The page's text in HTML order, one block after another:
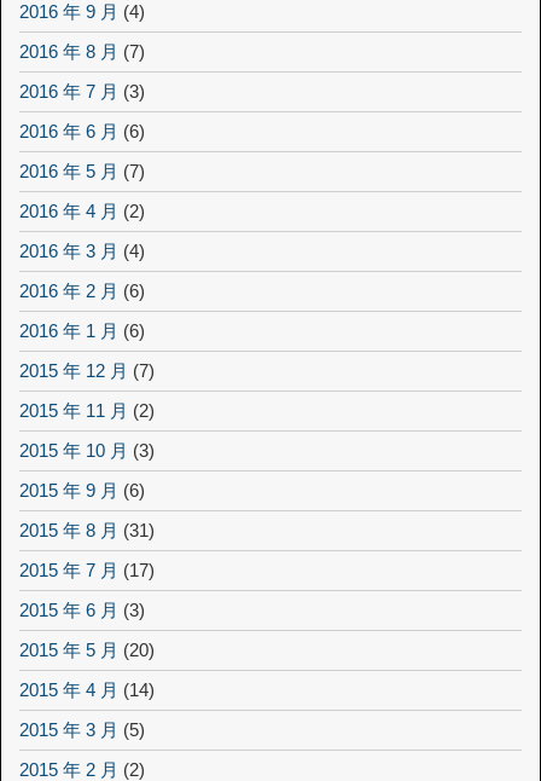
2016 年 9 月 (4)
2016 年 8 月 (7)
2016 年 7 月 (3)
2016 年 6 月 (6)
2016 年 5 月 (7)
2016 年 4 月 (2)
2016 年 3 月 (4)
2016 年 2 月 (6)
2016 年 1 月 (6)
2015 年 12 月 (7)
2015 年 11 月 (2)
2015 年 10 月 (3)
2015 年 9 月 (6)
2015 年 8 月 (31)
2015 年 7 月 (17)
2015 年 6 月 (3)
2015 年 5 月 (20)
2015 年 4 月 (14)
2015 年 3 月 (5)
2015 年 2 月 (2)